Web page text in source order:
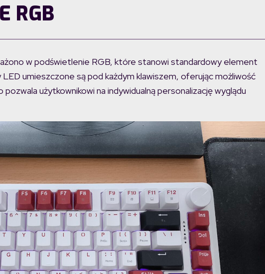
RGB
w podświetlenie RGB, które stanowi standardowy element
umieszczone są pod każdym klawiszem, oferując możliwość
użytkownikowi na indywidualną personalizację wyglądu